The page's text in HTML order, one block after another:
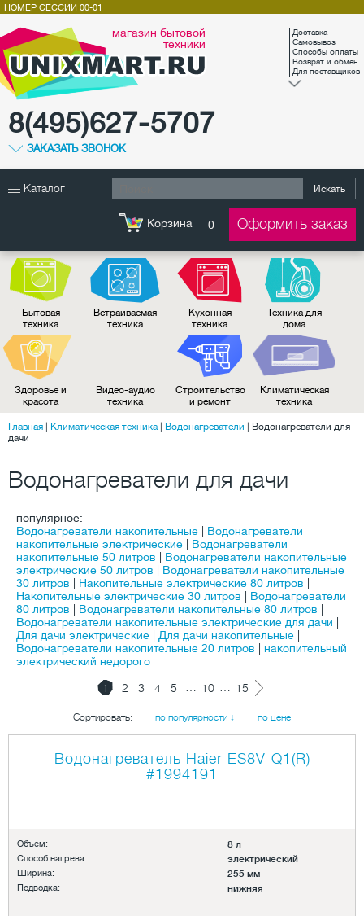
магазин бытовой
техники
8(495)627-5707
ЗАКАЗАТЬ ЗВОНОК
Доставка
Самовывоз
Способы оплаты
Возврат и обмен
Для поставщиков
НОМЕР СЕССИИ 00-01
Каталог Искать
Корзина 0 Оформить заказ
Бытовая
техника
Встраиваемая
техника
Кухонная
техника
Техника для
дома
Здоровье и
красота
Видео-аудио
техника
Строительство
и ремонт
Климатическая
техника
Главная Климатическая техника| Водонагреватели
Водонагреватели для
дачи
Водонагреватели для дачи
популярное:
Водонагреватели накопительные
Водонагреватели
накопительные электрические
Водонагреватели
накопительные 50 литров
Водонагреватели накопительные
электрические 50 литров
Водонагреватели накопительные
30 литров
Накопительные электрические 80 литров
Накопительные электрические 30 литров
Водонагреватели
80 литров
Водонагреватели накопительные 80 литров
Водонагреватели накопительные электрические для дачи
Для дачи электрические
Для дачи накопительные
Водонагреватели накопительные 20 литров
накопительный
электрический недорого
1 2 3 4 5 10 15
Сортировать: по популярности ↓ по цене
Водонагреватель Haier ES8V-Q1(R)
#1994191
Объем: 8 л
Способ нагрева: электрический
Ширина: 255 мм
Подводка: нижняя